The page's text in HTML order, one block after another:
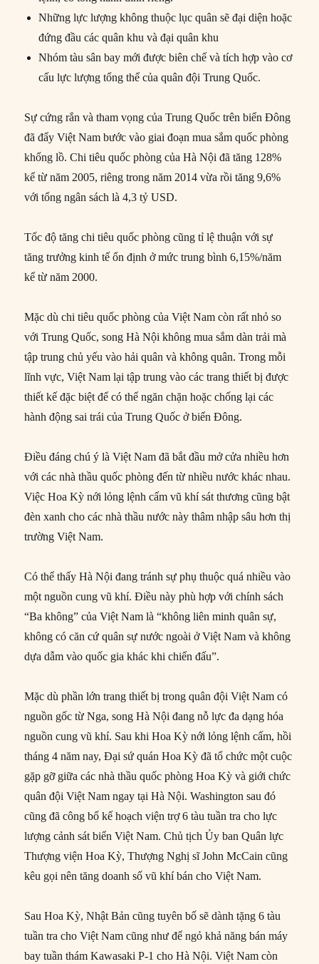
Những lực lượng không thuộc lục quân sẽ đại diện hoặc
đứng đầu các quân khu và đại quân khu
Nhóm tàu sân bay mới được biên chế và tích hợp vào cơ
cấu lực lượng tổng thể của quân đội Trung Quốc.
Sự cứng rắn và tham vọng của Trung Quốc trên biển Đông
đã đẩy Việt Nam bước vào giai đoạn mua sắm quốc phòng
khổng lồ. Chi tiêu quốc phòng của Hà Nội đã tăng 128%
kể từ năm 2005, riêng trong năm 2014 vừa rồi tăng 9,6%
với tổng ngân sách là 4,3 tỷ USD.
Tốc độ tăng chi tiêu quốc phòng cũng tỉ lệ thuận với sự
tăng trưởng kinh tế ổn định ở mức trung bình 6,15%/năm
kể từ năm 2000.
Mặc dù chi tiêu quốc phòng của Việt Nam còn rất nhỏ so
với Trung Quốc, song Hà Nội không mua sắm dàn trải mà
tập trung chủ yếu vào hải quân và không quân. Trong mỗi
lĩnh vực, Việt Nam lại tập trung vào các trang thiết bị được
thiết kế đặc biệt để có thể ngăn chặn hoặc chống lại các
hành động sai trái của Trung Quốc ở biển Đông.
Điều đáng chú ý là Việt Nam đã bắt đầu mở cửa nhiều hơn
với các nhà thầu quốc phòng đến từ nhiều nước khác nhau.
Việc Hoa Kỳ nới lỏng lệnh cấm vũ khí sát thương cũng bật
đèn xanh cho các nhà thầu nước này thâm nhập sâu hơn thị
trường Việt Nam.
Có thể thấy Hà Nội đang tránh sự phụ thuộc quá nhiều vào
một nguồn cung vũ khí. Điều này phù hợp với chính sách
“Ba không” của Việt Nam là “không liên minh quân sự,
không có căn cứ quân sự nước ngoài ở Việt Nam và không
dựa dẫm vào quốc gia khác khi chiến đấu”.
Mặc dù phần lớn trang thiết bị trong quân đội Việt Nam có
nguồn gốc từ Nga, song Hà Nội đang nỗ lực đa dạng hóa
nguồn cung vũ khí. Sau khi Hoa Kỳ nới lỏng lệnh cấm, hồi
tháng 4 năm nay, Đại sứ quán Hoa Kỳ đã tổ chức một cuộc
gặp gỡ giữa các nhà thầu quốc phòng Hoa Kỳ và giới chức
quân đội Việt Nam ngay tại Hà Nội. Washington sau đó
cũng đã công bố kế hoạch viện trợ 6 tàu tuần tra cho lực
lượng cảnh sát biển Việt Nam. Chủ tịch Ủy ban Quân lực
Thượng viện Hoa Kỳ, Thượng Nghị sĩ John McCain cũng
kêu gọi nên tăng doanh số vũ khí bán cho Việt Nam.
Sau Hoa Kỳ, Nhật Bản cũng tuyên bố sẽ dành tặng 6 tàu
tuần tra cho Việt Nam cũng như để ngỏ khả năng bán máy
bay tuần thám Kawasaki P-1 cho Hà Nội. Việt Nam còn